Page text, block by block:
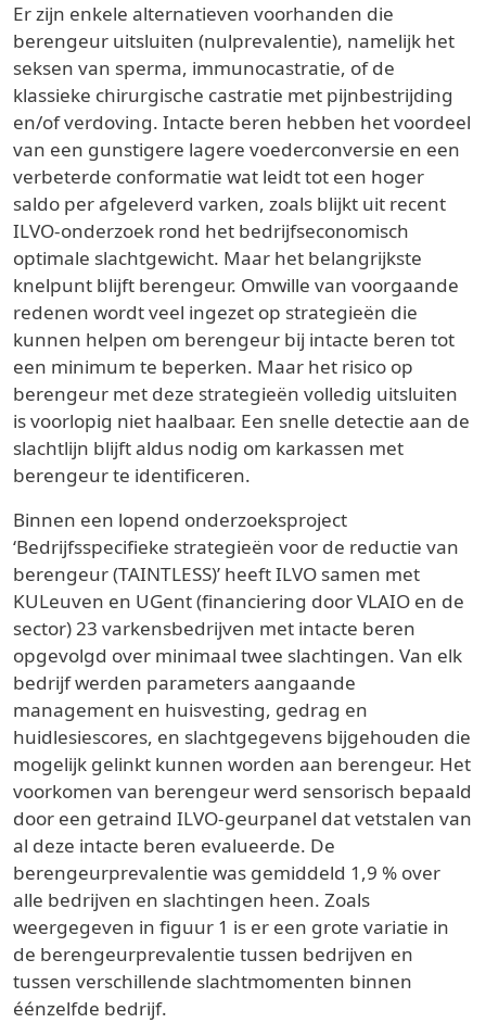
Er zijn enkele alternatieven voorhanden die
berengeur uitsluiten (nulprevalentie), namelijk het
seksen van sperma, immunocastratie, of de
klassieke chirurgische castratie met pijnbestrijding
en/of verdoving. Intacte beren hebben het voordeel
van een gunstigere lagere voederconversie en een
verbeterde conformatie wat leidt tot een hoger
saldo per afgeleverd varken, zoals blijkt uit recent
ILVO-onderzoek rond het bedrijfseconomisch
optimale slachtgewicht. Maar het belangrijkste
knelpunt blijft berengeur. Omwille van voorgaande
redenen wordt veel ingezet op strategieën die
kunnen helpen om berengeur bij intacte beren tot
een minimum te beperken. Maar het risico op
berengeur met deze strategieën volledig uitsluiten
is voorlopig niet haalbaar. Een snelle detectie aan de
slachtlijn blijft aldus nodig om karkassen met
berengeur te identificeren.
Binnen een lopend onderzoeksproject
‘Bedrijfsspecifieke strategieën voor de reductie van
berengeur (TAINTLESS)’ heeft ILVO samen met
KULeuven en UGent (financiering door VLAIO en de
sector) 23 varkensbedrijven met intacte beren
opgevolgd over minimaal twee slachtingen. Van elk
bedrijf werden parameters aangaande
management en huisvesting, gedrag en
huidlesiescores, en slachtgegevens bijgehouden die
mogelijk gelinkt kunnen worden aan berengeur. Het
voorkomen van berengeur werd sensorisch bepaald
door een getraind ILVO-geurpanel dat vetstalen van
al deze intacte beren evalueerde. De
berengeurprevalentie was gemiddeld 1,9 % over
alle bedrijven en slachtingen heen. Zoals
weergegeven in figuur 1 is er een grote variatie in
de berengeurprevalentie tussen bedrijven en
tussen verschillende slachtmomenten binnen
éénzelfde bedrijf.